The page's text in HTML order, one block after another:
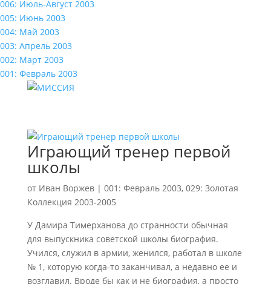
006: Июль-Август 2003
005: Июнь 2003
004: Май 2003
003: Апрель 2003
002: Март 2003
001: Февраль 2003
Играющий тренер первой
школы
от Иван Воржев| 001: Февраль 2003, 029: Золотая
Коллекция 2003-2005
У Дамира Тимерханова до странности обычная
для выпускника советской школы биография.
Учился, служил в армии, женился, работал в школе
№ 1, которую когда-то заканчивал, а недавно ее и
возглавил. Вроде бы как и не биография, а просто